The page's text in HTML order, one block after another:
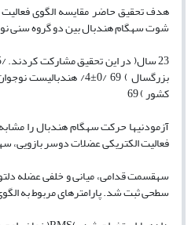
هدف تحقیق حاضر مقایسه الگوی
شوت سهگام هندبال بین دو گروه سنی
بزرگسال ) 69 /0±4/
کشور ) 69
آزمودنیها حرکت سهگام هندبال را
فعالیت الکتریکی عضلات دوسر بازویی،
سهقسمت قدامی، میانی و خلفی عضله
سطحی ثبت شد. پارامترهای مربوط به